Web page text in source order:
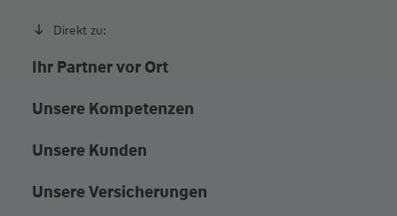
Direkt zu:
Ihr Partner vor Ort
Unsere Kompetenzen
Unsere Kunden
Unsere Versicherungen